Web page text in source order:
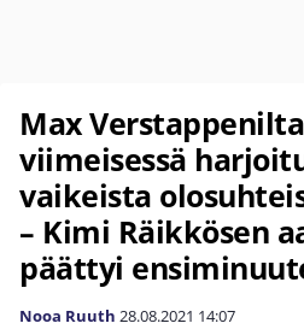
Max
viimeisessä
vaikeista
– Kimi Räikkösen
päättyi
Nooa Ruuth 28.08.2021 14:07